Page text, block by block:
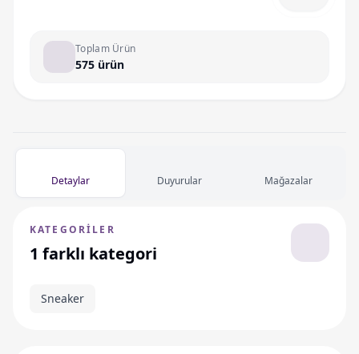
Toplam Ürün
575 ürün
Detaylar Duyurular Mağazalar
KATEGORILER
1 farklı kategori
Sneaker